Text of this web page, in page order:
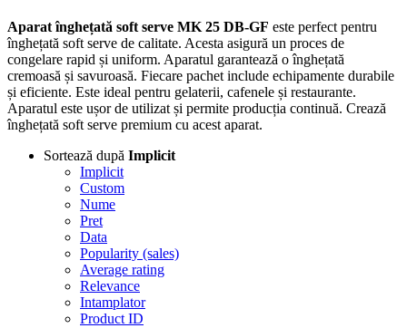
Aparat înghețată soft serve MK 25 DB-GF este perfect pentru
înghețată soft serve de calitate. Acesta asigură un proces de
congelare rapid și uniform. Aparatul garantează o înghețată
cremoasă și savuroasă. Fiecare pachet include echipamente durabile
și eficiente. Este ideal pentru gelaterii, cafenele și restaurante.
Aparatul este ușor de utilizat și permite producția continuă. Crează
înghețată soft serve premium cu acest aparat.
Sortează după Implicit
Implicit
Custom
Nume
Pret
Data
Popularity (sales)
Average rating
Relevance
Intamplator
Product ID